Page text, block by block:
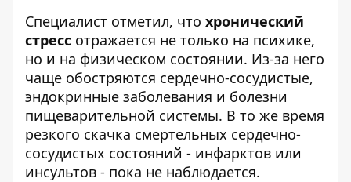
Специалист отметил, что хронический
стресс отражается не только на психике,
но и на физическом состоянии. Из-за него
чаще обостряются сердечно-сосудистые,
эндокринные заболевания и болезни
пищеварительной системы. В то же время
резкого скачка смертельных сердечно-
сосудистых состояний - инфарктов или
инсультов - пока не наблюдается.